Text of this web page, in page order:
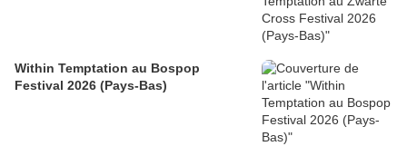
Within Temptation au Bospop
Festival 2026 (Pays-Bas)